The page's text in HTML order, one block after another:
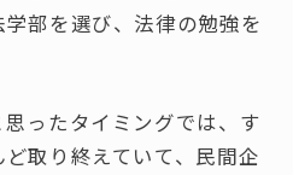
部を選び、法律の勉強を
ったタイミングでは、す
取り終えていて、民間企